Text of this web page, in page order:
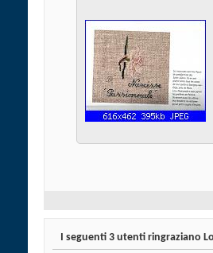
I seguenti 3 utenti ringraziano